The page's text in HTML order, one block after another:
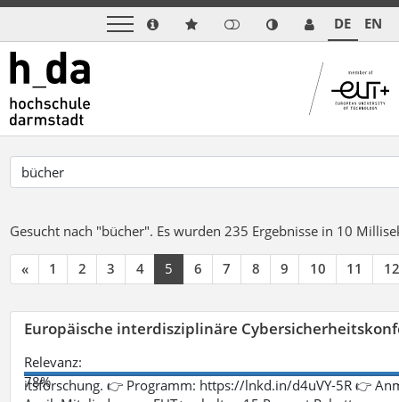
DE EN
Gesucht nach "bücher". Es wurden 235 Ergebnisse in 10
« 1 2 3 4 5 6 7 8 9 10 11 12
Europäische interdisziplinäre
Relevanz:
78%
itsforschung. 👉 Programm: https://lnkd.in/d4uVY-5R 👉